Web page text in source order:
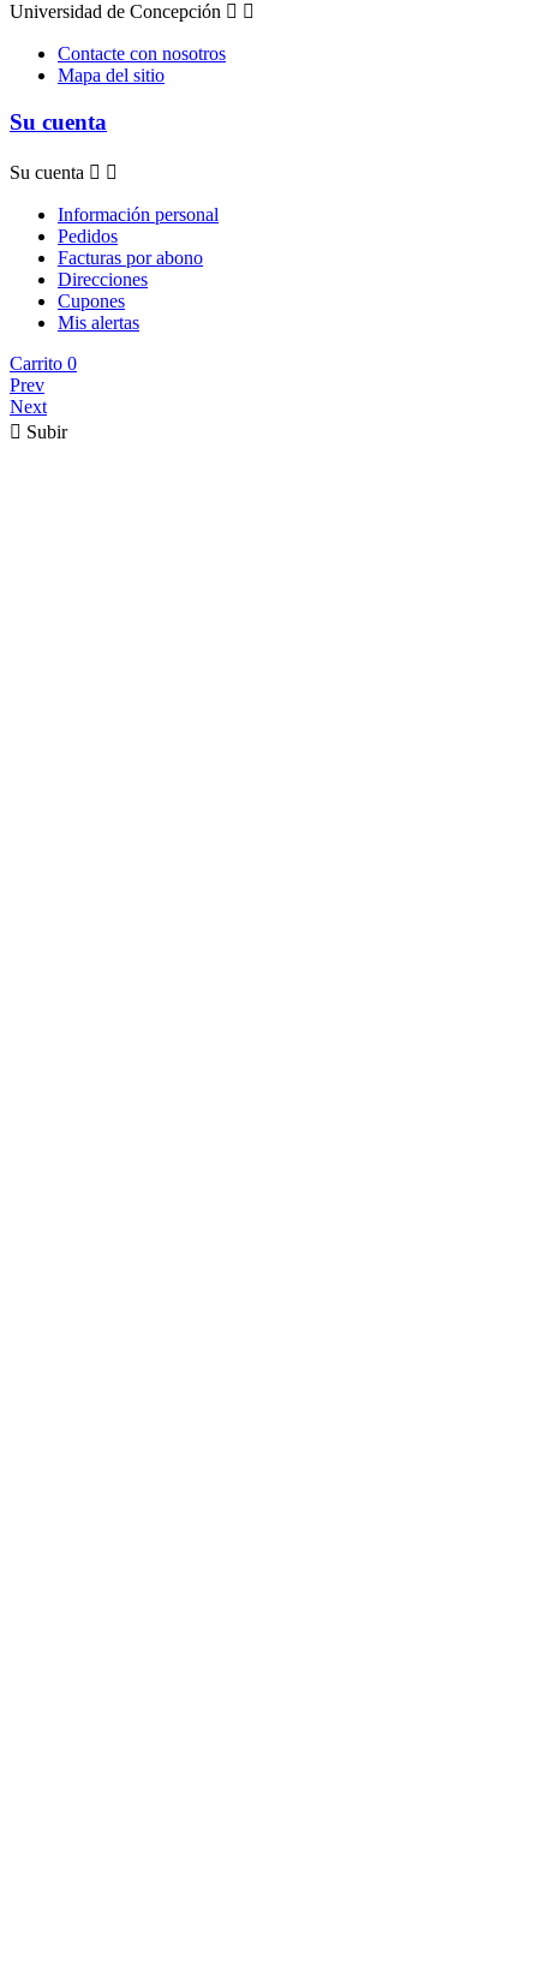
Universidad de Concepción  
Contacte con nosotros
Mapa del sitio
Su cuenta
Su cuenta  
Información personal
Pedidos
Facturas por abono
Direcciones
Cupones
Mis alertas
Carrito 0
Prev
Next
 Subir